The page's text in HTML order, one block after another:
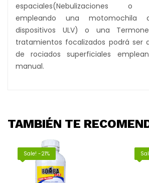
espaciales(Nebulizaciones o
empleando una
dispositivos ULV) o una
tratamientos focalizados podrá ser
de rociados superficiales
manual.
TAMBIÉN TE
Sale! -21%